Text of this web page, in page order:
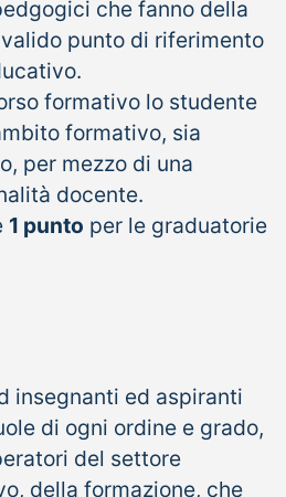
che fanno della
punto di riferimento
formativo lo studente
formativo, sia
per mezzo di una
docente.
1 punto per le graduatorie
insegnanti ed aspiranti
di ogni ordine e grado,
del settore
della formazione, che